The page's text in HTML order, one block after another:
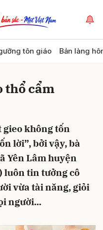
tôn giáo Bản làng
thổ cẩm
gieo không tốn
lời”, bởi vậy, bà
Yên Lâm huyện
luôn tin tưởng cô
vừa tài năng, giỏi
người...
Hủy Gửi